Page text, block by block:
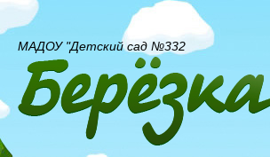
МАДОУ "Детский сад №332